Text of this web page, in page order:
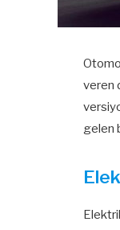
veren
gelen